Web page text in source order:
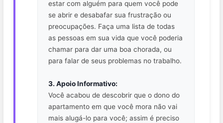
estar com alguém para quem você pode
se abrir e desabafar sua frustração ou
preocupações. Faça uma lista de todas
as pessoas em sua vida que você poderia
chamar para dar uma boa chorada, ou
para falar de seus problemas no trabalho.
3. Apoio Informativo:
Você acabou de descobrir que o dono do
apartamento em que você mora não vai
mais alugá-lo para você; assim é preciso